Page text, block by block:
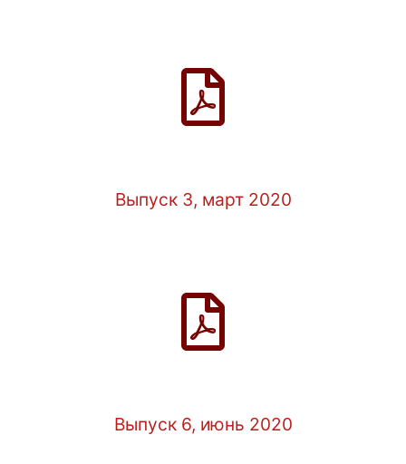
Выпуск 3, март 2020
Выпуск 6, июнь 2020